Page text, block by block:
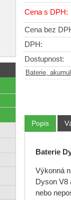
Cena s DPH:
Cena bez
DPH:
Dostupnost:
Baterie,
Popis
Baterie
Výkonná
Dyson V8
nebo